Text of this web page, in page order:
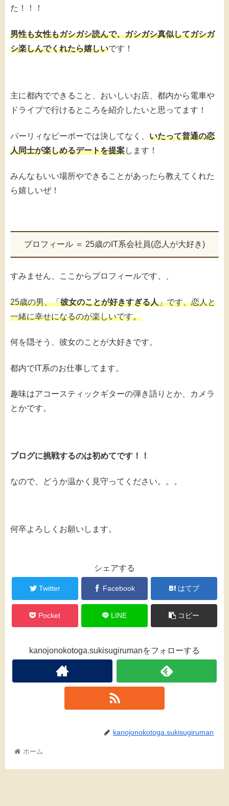
た！！！
男性も女性もガシガシ読んで、ガシガシ真似してガシガ
シ楽しんでくれたら嬉しいです！
主に都内でできること、おいしいお店、都内から電車や
ドライブで行けるところを紹介したいと思ってます！
パーリィなピーポーでは決してなく、 いたって普通の恋
人同士が楽しめるデートを提案します！
みんなもいい場所やできることがあったら教えてくれた
ら嬉しいぜ！
プロフィール ＝ 25歳のIT系会社員(恋人が大好き)
すみません、ここからプロフィールです、、
25歳の男、「彼女のことが好きすぎる人」です、恋人と
一緒に幸せになるのが楽しいです。
何を隠そう、彼女のことが大好きです。
都内でIT系のお仕事してます。
趣味はアコースティックギターの弾き語りとか、カメラ
とかです。
ブログに挑戦するのは初めてです！！
なので、どうか温かく見守ってください。。。
何卒よろしくお願いします。
シェアする
Twitter Facebook はてブ
Pocket LINE コピー
kanojonokotoga.sukisugirumanをフォローする
kanojonokotoga.sukisugiruman
ホーム